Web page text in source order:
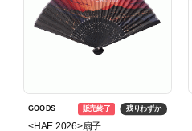
販売終了 残りわずか
GOODS
<HAE 2026>扇子